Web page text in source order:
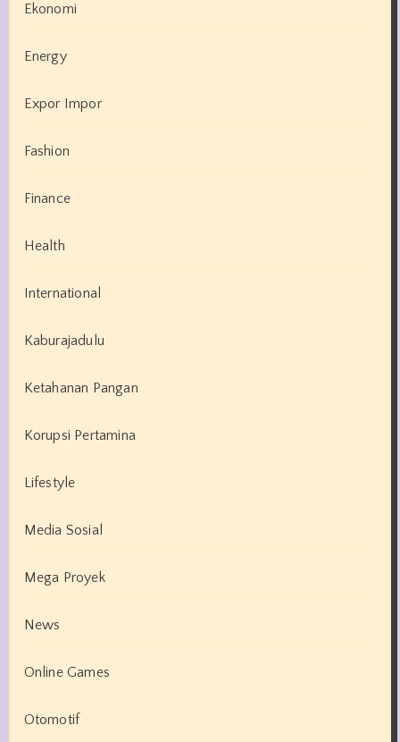
Ekonomi
Energy
Expor Impor
Fashion
Finance
Health
International
Kaburajadulu
Ketahanan Pangan
Korupsi Pertamina
Lifestyle
Media Sosial
Mega Proyek
News
Online Games
Otomotif